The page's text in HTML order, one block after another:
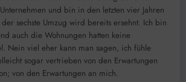
und bin in den letzten vier Jahren
sechste Umzug wird bereits ersehnt. Ich bin
auch die Wohnungen hatten keine
Nein viel eher kann man sagen, ich fühle
sogar vertrieben von den Erwartungen
von den Erwartungen an mich.